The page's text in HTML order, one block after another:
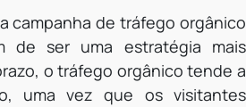
campanha de tráfego orgânico
de ser uma estratégia mais
o tráfego orgânico tende a
uma vez que os visitantes